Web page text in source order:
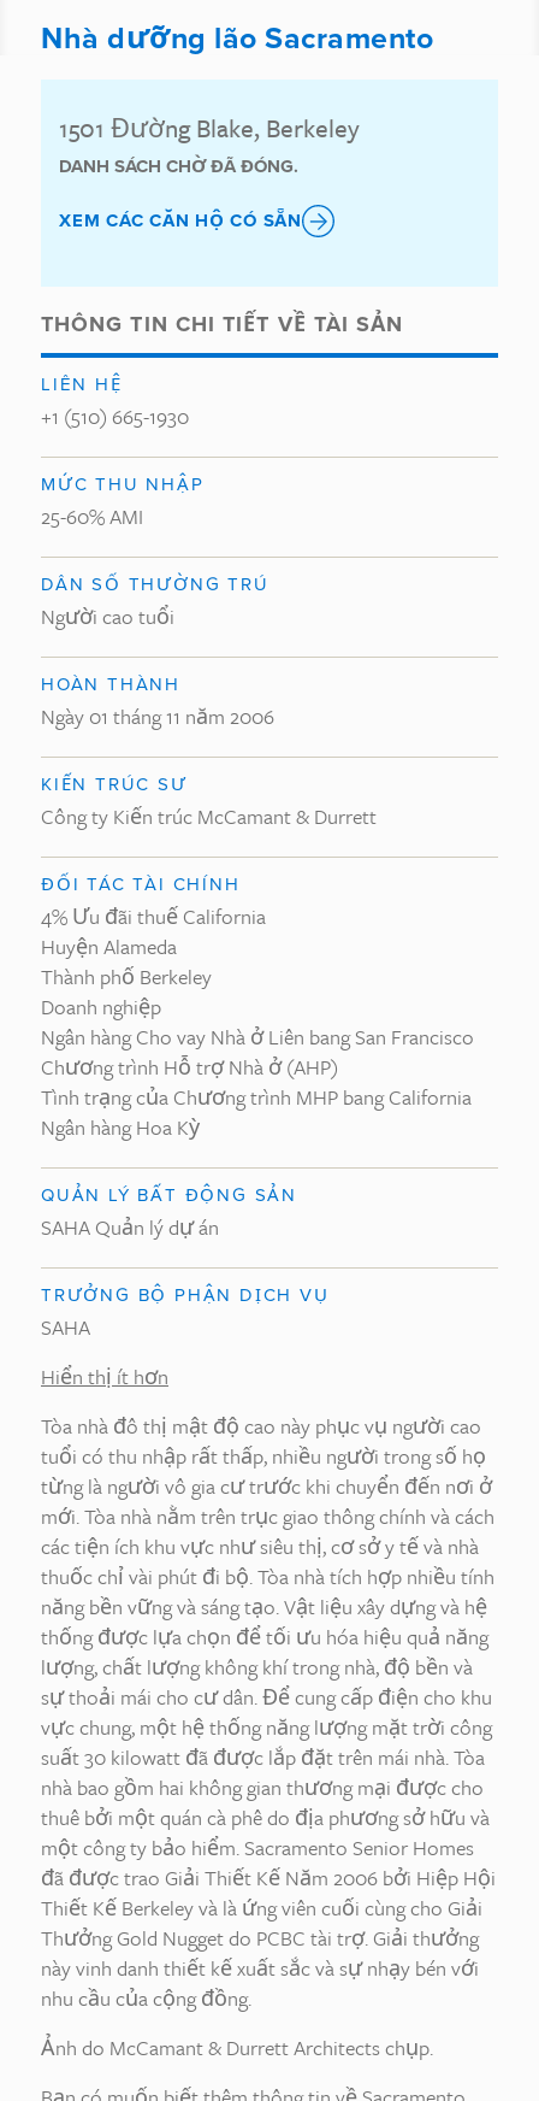
Nhà dưỡng lão Sacramento
1501 Đường Blake, Berkeley
DANH SÁCH CHỜ ĐÃ ĐÓNG.
XEM CÁC CĂN HỘ CÓ SẴN
THÔNG TIN CHI TIẾT VỀ TÀI SẢN
LIÊN HỆ
+1 (510) 665-1930
MỨC THU NHẬP
25-60% AMI
DÂN SỐ THƯỜNG TRÚ
Người cao tuổi
HOÀN THÀNH
Ngày 01 tháng 11 năm 2006
KIẾN TRÚC SƯ
Công ty Kiến trúc McCamant & Durrett
ĐỐI TÁC TÀI CHÍNH
4% Ưu đãi thuế California
Huyện Alameda
Thành phố Berkeley
Doanh nghiệp
Ngân hàng Cho vay Nhà ở Liên bang San Francisco
Chương trình Hỗ trợ Nhà ở (AHP)
Tình trạng của Chương trình MHP bang California
Ngân hàng Hoa Kỳ
QUẢN LÝ BẤT ĐỘNG SẢN
SAHA Quản lý dự án
TRƯỞNG BỘ PHẬN DỊCH VỤ
SAHA
Hiển thị ít hơn
Tòa nhà đô thị mật độ cao này phục vụ người cao
tuổi có thu nhập rất thấp, nhiều người trong số họ
từng là người vô gia cư trước khi chuyển đến nơi ở
mới. Tòa nhà nằm trên trục giao thông chính và cách
các tiện ích khu vực như siêu thị, cơ sở y tế và nhà
thuốc chỉ vài phút đi bộ. Tòa nhà tích hợp nhiều tính
năng bền vững và sáng tạo. Vật liệu xây dựng và hệ
thống được lựa chọn để tối ưu hóa hiệu quả năng
lượng, chất lượng không khí trong nhà, độ bền và
sự thoải mái cho cư dân. Để cung cấp điện cho khu
vực chung, một hệ thống năng lượng mặt trời công
suất 30 kilowatt đã được lắp đặt trên mái nhà. Tòa
nhà bao gồm hai không gian thương mại được cho
thuê bởi một quán cà phê do địa phương sở hữu và
một công ty bảo hiểm. Sacramento Senior Homes
đã được trao Giải Thiết Kế Năm 2006 bởi Hiệp Hội
Thiết Kế Berkeley và là ứng viên cuối cùng cho Giải
Thưởng Gold Nugget do PCBC tài trợ. Giải thưởng
này vinh danh thiết kế xuất sắc và sự nhạy bén với
nhu cầu của cộng đồng.
Ảnh do McCamant & Durrett Architects chụp.